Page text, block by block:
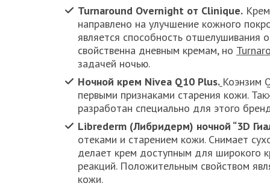
Turnaround Overnight от Clinique.
направлено на улучшение кожного
является способность отшелушивания
свойственна дневным кремам, но
задачей ночью.
Ночной крем Nivea Q10 Plus. Коэнзим
первыми признаками старения кожи.
разработан специально для этого
Librederm (Либридерм) ночной “3D
отеками и старением кожи. Снимает
делает крем доступным для широкого
реакций. Положительным свойством
кожи.